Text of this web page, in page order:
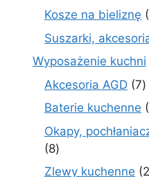
Kosze na bieliznę
Suszarki,
Wyposażenie kuchni
Akcesoria AGD 77
Baterie kuchenne
Okapy,
88
produktów
Zlewy kuchenne